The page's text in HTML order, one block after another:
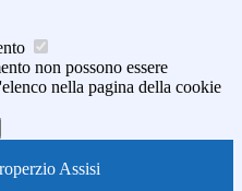
non possono essere
nella pagina della cookie
Assisi